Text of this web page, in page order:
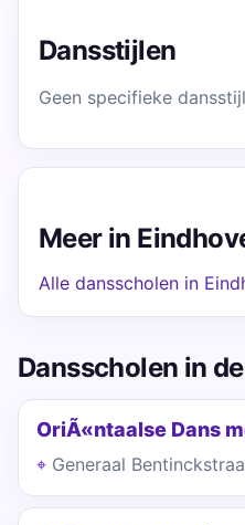
Dansstijlen
Geen specifieke
Meer in
Alle dansscholen in
Dansscholen in
OriÃ«ntaalse Dans
Generaal